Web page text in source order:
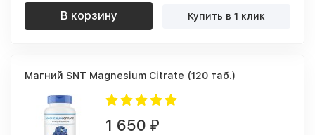
В корзину Купить в 1 клик
Магний SNT Magnesium Citrate (120 таб.)
1 650 ₽